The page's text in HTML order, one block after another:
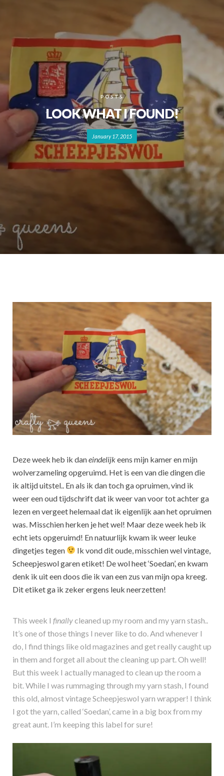
POSTS
LOOK WHAT I FOUND!
January 17, 2015
Deze week heb ik daneindelijkeens mijn kamer en mijn
wolverzameling opgeruimd. Het is een van die dingen die
ik altijd uitstel.. En als ik dan toch ga opruimen, vind ik
weer een oud tijdschrift dat ik weer van voor tot achter ga
lezen en vergeet helemaal dat ik eigenlijk aan het opruimen
was. Misschien herken je het wel! Maar deze week heb ik
echt iets opgeruimd! En natuurlijk kwam ik weer leuke
dingetjes tegen
Ik vond dit oude, misschien wel vintage,
Scheepjeswol garen etiket! De wol heet ‘Soedan’, en kwam
denk ik uit een doos die ik van een zus van mijn opa kreeg.
Dit etiket ga ik zeker ergens leuk neerzetten!
This week I finallycleaned up my room and my yarn stash..
It’s one of those things I never like to do. And whenever I
do, I find things like old magazines and get really caught up
in them and forget all about the cleaning up part. Oh well!
But this week I actually managed to clean up the room a
bit. While I was rummaging through my yarn stash, I found
this old, almost vintage Scheepjeswol yarn wrapper! I think
I got the yarn, called ‘Soedan’, came in a big box from my
great aunt. I’m keeping this label for sure!